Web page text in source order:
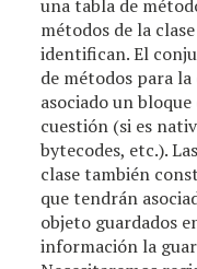
una tabla de
métodos de la
identifican. El
de métodos para
asociado un
cuestión (si es
bytecodes, etc.).
clase también
que tendrán
objeto guardados
información la